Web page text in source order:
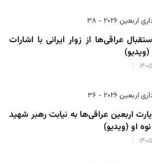
اربعین ۲۰۲۶ - 38
عراقی‌ها از زوار ایرانی با اشارات
اربعین ۲۰۲۶ - 36
اربعین عراقی‌ها به نیابت رهبر شهید
او (ویدیو)